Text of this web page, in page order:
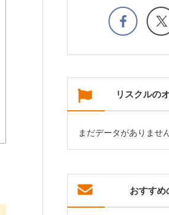
リスクルの
まだデータがありません
おすすめ